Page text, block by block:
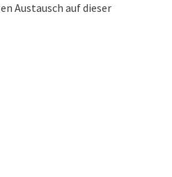
Austausch auf dieser